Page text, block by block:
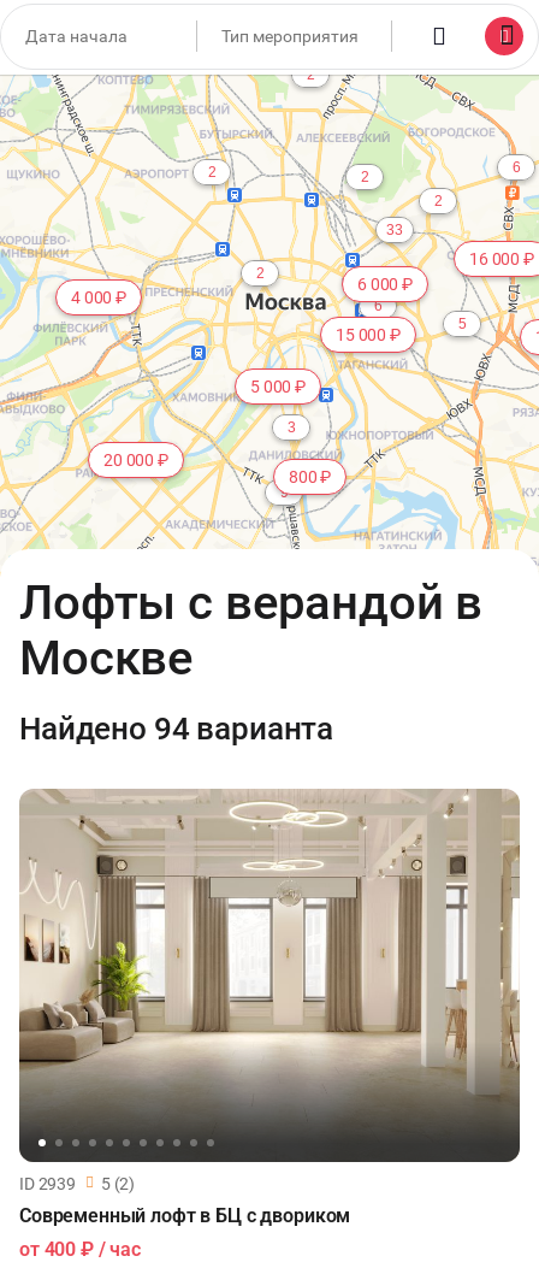
Лофты с верандой в
Москве
Найдено 94 варианта
ID 2939 5 (2)
Современный лофт в БЦ с двориком
от 400 ₽/ час
Условия использования
4 000 ₽
20 000 ₽
10 000 ₽
2
2
5 000 ₽
800 ₽
15
2
6 000 ₽
15 000 ₽
3
9
2
33
6
2
16 000 ₽
5
6